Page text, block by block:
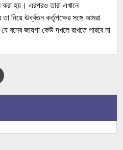
করা হয়। এরপরও তারা এখানে
নিয়ে ঊর্ধ্বতন কর্তৃপক্ষের সঙ্গে আমরা
বনের জায়গা কেউ দখলে রাখতে পারবে না